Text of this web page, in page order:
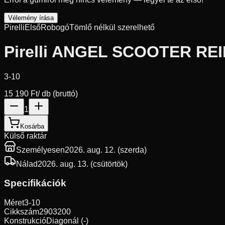
Vélemény írása
PirelliElsőRobogóTömlő nélkül szerelhető
Pirelli ANGEL SCOOTER
3-10
15 190 Ft/ db (bruttó)
1
Kosárba
Külső raktár
Személyesen2026. aug. 12. (szerda)
Nálad2026. aug. 13. (csütörtök)
Specifikációk
Méret3-10
Cikkszám2903200
KonstrukcióDiagonál (-)